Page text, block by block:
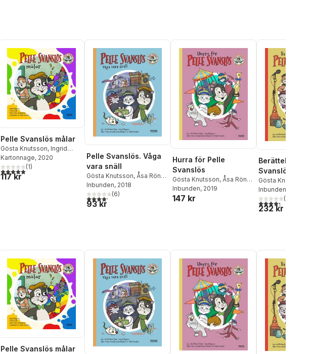
Pelle Svanslös målar
Gösta Knutsson, Ingrid
Flygare
Kartonnage, 2020
5,0utav 5 stjärnor. Totalt antal röster:
(1)
117 kr
Pelle Svanslös. Våga
vara snäll
Gösta Knutsson, Åsa Rönn ,
Michael Rönn
Inbunden, 2018
4,2utav 5 stjärnor. Totalt antal röster:
(6)
93 kr
Hurra för Pelle
Svanslös
Gösta Knutsson, Åsa Rönn ,
Michael Rönn
Inbunden, 2019
147 kr
Berättelser
Svanslös
Gösta Knutsson
Michael Rönn
Inbunden
4,3utav 5(
232 kr
Pelle Svanslös målar